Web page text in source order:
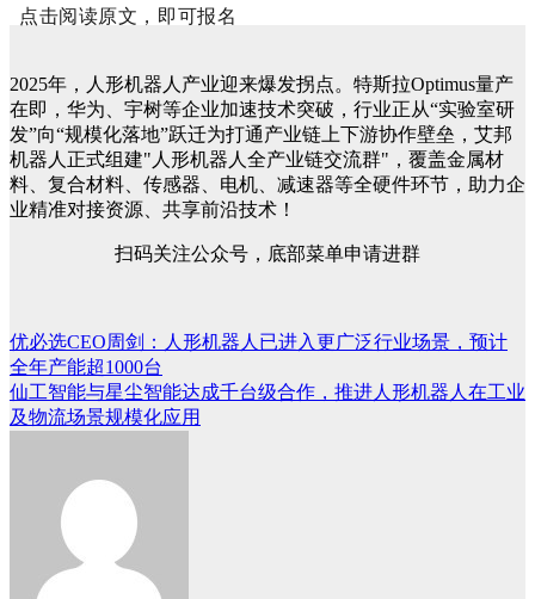
点击阅读原文，即可报名
2025年，人形机器人产业迎来爆发拐点。特斯拉Optimus量产
在即，华为、宇树等企业加速技术突破，行业正从“实验室研
发”向“规模化落地”跃迁为打通产业链上下游协作壁垒，艾邦
机器人正式组建"人形机器人全产业链交流群"，覆盖金属材
料、复合材料、传感器、电机、减速器等全硬件环节，助力企
业精准对接资源、共享前沿技术！
扫码关注公众号，底部菜单申请进群
文
章
导
优必选CEO周剑：人形机器人已进入更广泛行业场景，预计
全年产能超1000台
仙工智能与星尘智能达成千台级合作，推进人形机器人在工业
及物流场景规模化应用